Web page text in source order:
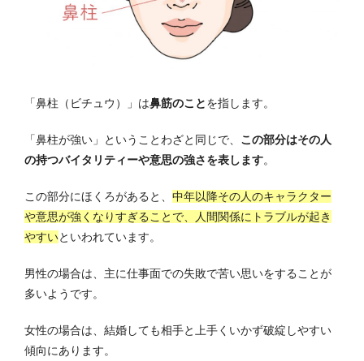
「鼻柱（ビチュウ）」は鼻筋のことを指します。
「鼻柱が強い」ということわざと同じで、 この部分はその人
の持つバイタリティーや意思の強さを表します。
この部分にほくろがあると、 中年以降その人のキャラクター
や意思が強くなりすぎることで、人間関係にトラブルが起き
やすいといわれています。
男性の場合は、主に仕事面での失敗で苦い思いをすることが
多いようです。
女性の場合は、結婚しても相手と上手くいかず破綻しやすい
傾向にあります。